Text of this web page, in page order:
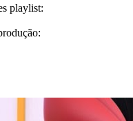
playlist: